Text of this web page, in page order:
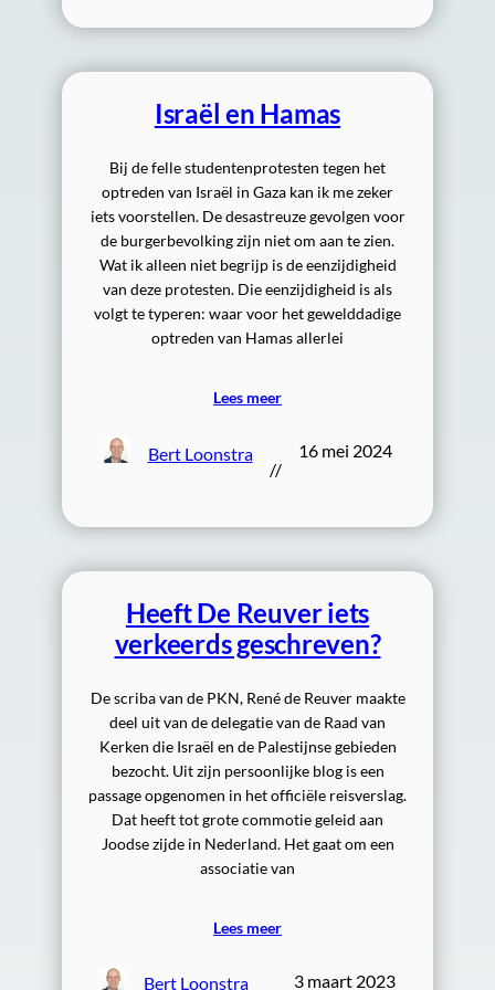
Israël en Hamas
Bij de felle studentenprotesten tegen het
optreden van Israël in Gaza kan ik me zeker
iets voorstellen. De desastreuze gevolgen voor
de burgerbevolking zijn niet om aan te zien.
Wat ik alleen niet begrijp is de eenzijdigheid
van deze protesten. Die eenzijdigheid is als
volgt te typeren: waar voor het gewelddadige
optreden van Hamas allerlei
Lees meer
Bert Loonstra
//
16 mei 2024
Heeft De Reuver iets
verkeerds geschreven?
De scriba van de PKN, René de Reuver maakte
deel uit van de delegatie van de Raad van
Kerken die Israël en de Palestijnse gebieden
bezocht. Uit zijn persoonlijke blog is een
passage opgenomen in het officiële reisverslag.
Dat heeft tot grote commotie geleid aan
Joodse zijde in Nederland. Het gaat om een
associatie van
Lees meer
Bert Loonstra 3 maart 2023